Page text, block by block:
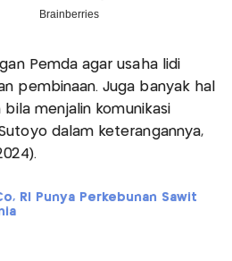
Pemda agar usaha lidi
pembinaan. Juga banyak hal
menjalin komunikasi
dalam keterangannya,
RI Punya Perkebunan Sawit